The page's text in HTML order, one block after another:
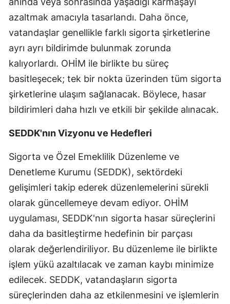
Yalova
Karabük
Kilis
Osmaniye
Düzce
azaltmak amacıyla tasarlandı. Daha önce,
vatandaşlar genellikle farklı sigorta şirketlerine
ayrı ayrı bildirimde bulunmak zorunda
kalıyorlardı. OHİM ile birlikte bu süreç
basitleşecek; tek bir nokta üzerinden tüm sigorta
şirketlerine ulaşım sağlanacak. Böylece, hasar
bildirimleri daha hızlı ve etkili bir şekilde alınacak.
SEDDK'nın Vizyonu ve Hedefleri
Sigorta ve Özel Emeklilik Düzenleme ve
Denetleme Kurumu (SEDDK), sektördeki
gelişimleri takip ederek düzenlemelerini sürekli
olarak güncellemeye devam ediyor. OHİM
uygulaması, SEDDK'nın sigorta hasar süreçlerini
daha da basitleştirme hedefinin bir parçası
olarak değerlendiriliyor. Bu düzenleme ile birlikte
işlem yükü azaltılacak ve zaman kaybı minimize
edilecek. SEDDK, vatandaşların sigorta
süreçlerinden daha az etkilenmesini ve işlemlerin